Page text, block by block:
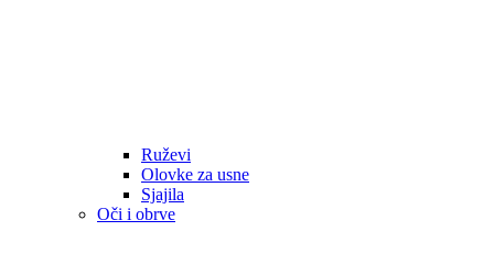
Ruževi
Olovke za usne
Sjajila
Oči i obrve